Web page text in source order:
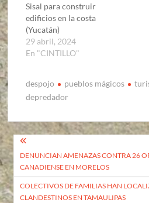
Sisal para construir
edificios en la costa
(Yucatán)
29 abril, 2024
En "CINTILLO"
despojo pueblos mágicos
depredador
Navegación
de
entradas
DENUNCIAN AMENAZAS CONTRA 26
CANADIENSE EN MORELOS
COLECTIVOS DE FAMILIAS HAN
CLANDESTINOS EN TAMAULIPAS